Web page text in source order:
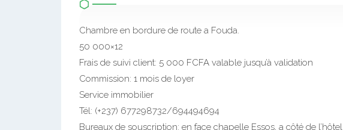
Chambre en bordure de route a Fouda.
50 000×12
Frais de suivi client: 5 000 FCFA valable jusqu’à validation
Commission: 1 mois de loyer
Service immobilier
Tél: (+237) 677298732/694494694
Bureaux de souscription: en face chapelle Essos, a côté de l’hôtel